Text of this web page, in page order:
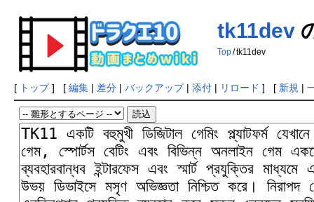
tk11dev
Top /tk11dev
[ トップ] [ 編集| 差分| バックアップ| 添付| リロード ] [ 新規 |